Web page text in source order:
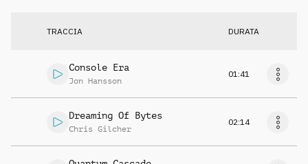
TRACCIA DURATA
Console Era
Jon Hansson
01:41
Dreaming Of Bytes
Chris Gilcher
02:14